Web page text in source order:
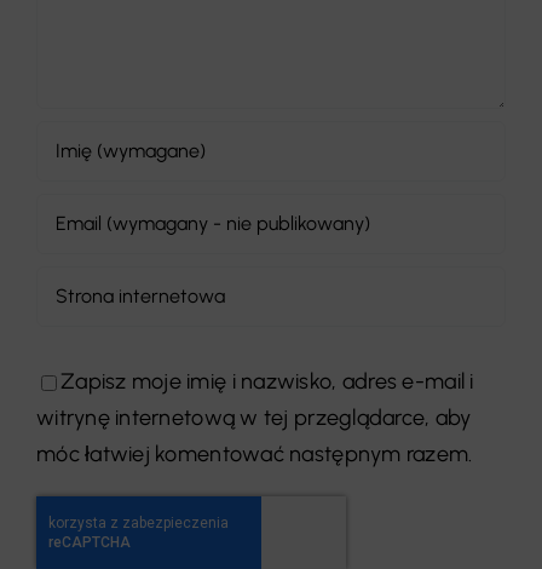
Zapisz moje imię i nazwisko, adres e-mail i
witrynę internetową w tej przeglądarce, aby
móc łatwiej komentować następnym razem.